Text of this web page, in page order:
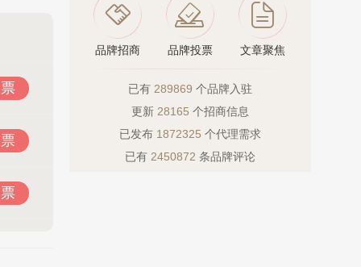
品牌招商 品牌投票 文章聚焦
已有 289869 个品牌入驻
更新 28165 个招商信息
已发布 1872325 个代理需求
已有 2450872 条品牌评论